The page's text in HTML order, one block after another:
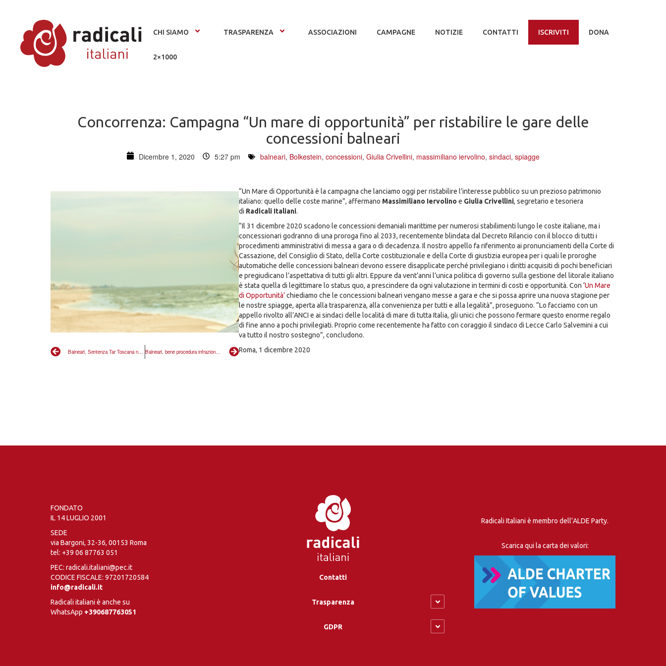
CHI SIAMO TRASPARENZA ASSOCIAZIONI CAMPAGNE NOTIZIE CONTATTI ISCRIVITI DONA
2×1000
Concorrenza: Campagna “Un mare di opportunità” per ristabilire le gare delle
concessioni balneari
Dicembre 1, 2020 5:27 pm balneari, Bolkestein, concessioni, Giulia Crivellini, massimiliano iervolino, sindaci, spiagge
Balneari, bene procedura infrazione UE, sindaci non firmino proroghe
“Un Mare di Opportunità è la campagna che lanciamo oggi per ristabilire l’interesse pubblico su un prezioso patrimonio
italiano: quello delle coste marine”, affermano Massimiliano Iervolino e Giulia Crivellini, segretario e tesoriera
di Radicali Italiani.
“Il 31 dicembre 2020 scadono le concessioni demaniali marittime per numerosi stabilimenti lungo le coste italiane, ma i
concessionari godranno di una proroga fino al 2033, recentemente blindata dal Decreto Rilancio con il blocco di tutti i
procedimenti amministrativi di messa a gara o di decadenza. Il nostro appello fa riferimento ai pronunciamenti della Corte di
Cassazione, del Consiglio di Stato, della Corte costituzionale e della Corte di giustizia europea per i quali le proroghe
automatiche delle concessioni balneari devono essere disapplicate perché privilegiano i diritti acquisiti di pochi beneficiari
e pregiudicano l’aspettativa di tutti gli altri. Eppure da vent’anni l’unica politica di governo sulla gestione del litorale italiano
è stata quella di legittimare lo status quo, a prescindere da ogni valutazione in termini di costi e opportunità. Con ‘Un Mare
di Opportunità’chiediamo che le concessioni balneari vengano messe a gara e che si possa aprire una nuova stagione per
le nostre spiagge, aperta alla trasparenza, alla convenienza per tutti e alla legalità”, proseguono. “Lo facciamo con un
appello rivolto all’ANCI e ai sindaci delle località di mare di tutta Italia, gli unici che possono fermare questo enorme regalo
di fine anno a pochi privilegiati. Proprio come recentemente ha fatto con coraggio il sindaco di Lecce Carlo Salvemini a cui
va tutto il nostro sostegno”, concludono.
Roma, 1 dicembre 2020
FONDATO
IL 14 LUGLIO 2001
SEDE
via Bargoni, 32-36, 00153 Roma
tel: +39 06 87763 051
PEC: radicali.italiani@pec.it
CODICE FISCALE: 97201720584
info@radicali.it
Radicali italiani è anche su
WhatsApp +390687763051
Contatti
Trasparenza
GDPR
Radicali Italiani è membro dell’ALDE Party.
Scarica qui la carta dei valori: